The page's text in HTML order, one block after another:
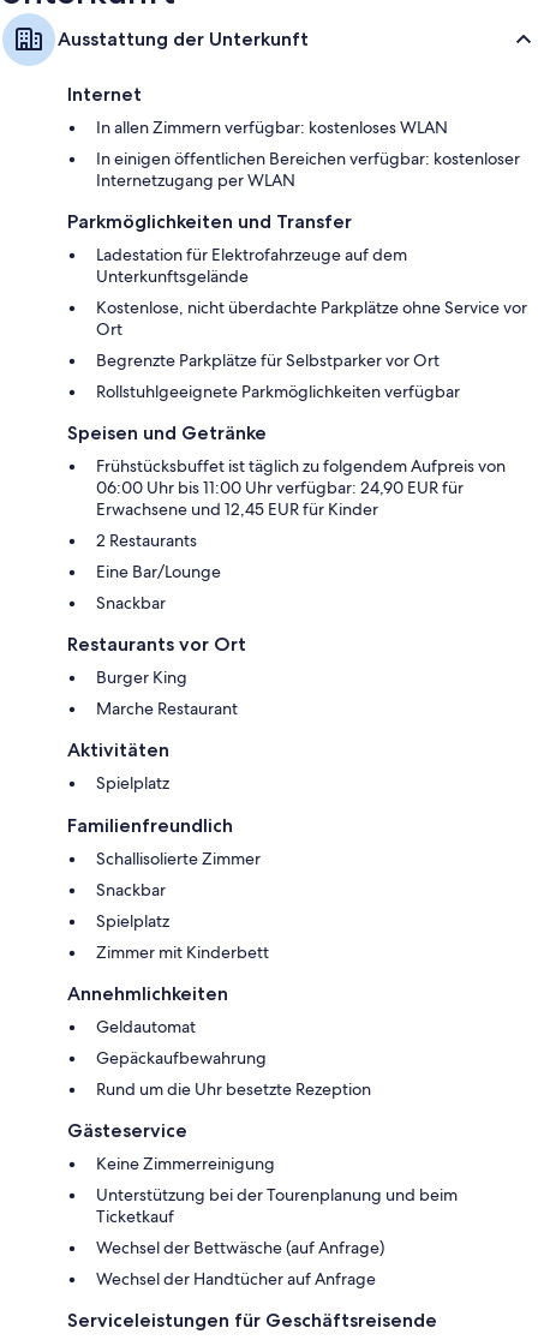
Ausstattung der Unterkunft
Internet
In allen Zimmern verfügbar: kostenloses WLAN
In einigen öffentlichen Bereichen verfügbar: kostenloser
Internetzugang per WLAN
Parkmöglichkeiten und Transfer
Ladestation für Elektrofahrzeuge auf dem
Unterkunftsgelände
Kostenlose, nicht überdachte Parkplätze ohne Service vor
Ort
Begrenzte Parkplätze für Selbstparker vor Ort
Rollstuhlgeeignete Parkmöglichkeiten verfügbar
Speisen und Getränke
Frühstücksbuffet ist täglich zu folgendem Aufpreis von
06:00 Uhr bis 11:00 Uhr verfügbar: 24,90 EUR für
Erwachsene und 12,45 EUR für Kinder
2 Restaurants
Eine Bar/Lounge
Snackbar
Restaurants vor Ort
Burger King
Marche Restaurant
Aktivitäten
Spielplatz
Familienfreundlich
Schallisolierte Zimmer
Snackbar
Spielplatz
Zimmer mit Kinderbett
Annehmlichkeiten
Geldautomat
Gepäckaufbewahrung
Rund um die Uhr besetzte Rezeption
Gästeservice
Keine Zimmerreinigung
Unterstützung bei der Tourenplanung und beim
Ticketkauf
Wechsel der Bettwäsche (auf Anfrage)
Wechsel der Handtücher auf Anfrage
Serviceleistungen für Geschäftsreisende